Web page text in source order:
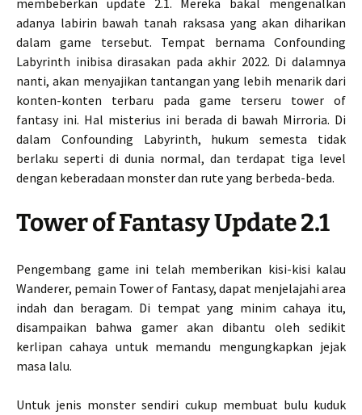
membeberkan update 2.1. Mereka bakal mengenalkan
adanya labirin bawah tanah raksasa yang akan diharikan
dalam game tersebut. Tempat bernama Confounding
Labyrinth inibisa dirasakan pada akhir 2022. Di dalamnya
nanti, akan menyajikan tantangan yang lebih menarik dari
konten-konten terbaru pada game terseru tower of
fantasy ini. Hal misterius ini berada di bawah Mirroria. Di
dalam Confounding Labyrinth, hukum semesta tidak
berlaku seperti di dunia normal, dan terdapat tiga level
dengan keberadaan monster dan rute yang berbeda-beda.
Tower of Fantasy Update 2.1
Pengembang game ini telah memberikan kisi-kisi kalau
Wanderer, pemain Tower of Fantasy, dapat menjelajahi area
indah dan beragam. Di tempat yang minim cahaya itu,
disampaikan bahwa gamer akan dibantu oleh sedikit
kerlipan cahaya untuk memandu mengungkapkan jejak
masa lalu.
Untuk jenis monster sendiri cukup membuat bulu kuduk